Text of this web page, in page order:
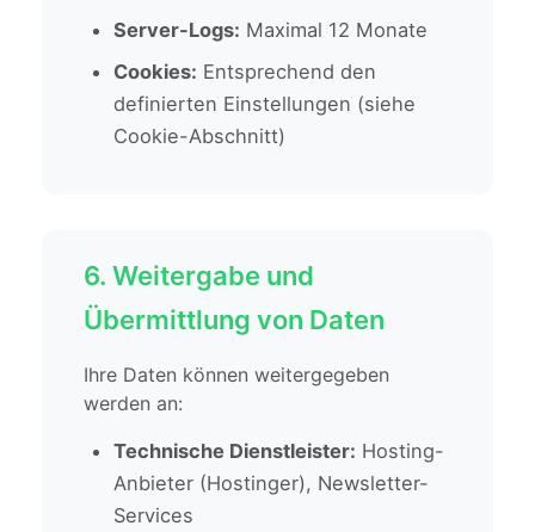
Server-Logs: Maximal 12 Monate
Cookies: Entsprechend den
definierten Einstellungen (siehe
Cookie-Abschnitt)
6. Weitergabe und
Übermittlung von Daten
Ihre Daten können weitergegeben
werden an:
Technische Dienstleister: Hosting-
Anbieter (Hostinger), Newsletter-
Services